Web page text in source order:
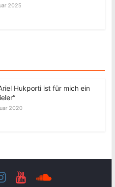
2025
Hukporti ist für mich ein
2020